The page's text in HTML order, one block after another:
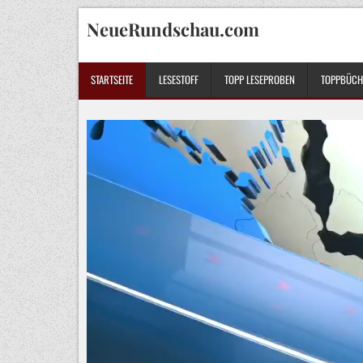
Skip
to
content
NeueRundschau.com
STARTSEITE LESESTOFF TOPP LESEPROBEN